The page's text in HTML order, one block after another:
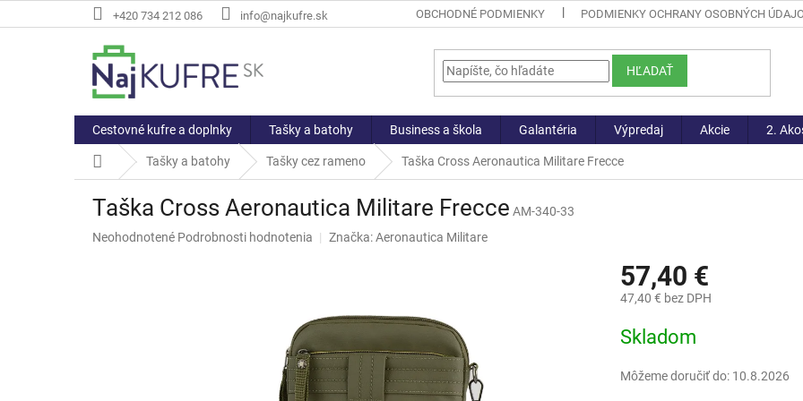
na
+420 734 212 086 info@najkufre.sk OBCHODNÉ PODMIENKY PODMIENKY OCHRANY OSOBNÝCH
HĽADAŤ
Cestovné kufre a doplnky Tašky a batohy Business a škola Galantéria Výpredaj Akcie 2.
DomovTašky a batohy Tašky cez rameno Taška Cross Aeronautica Militare Frecce
Taška Cross Aeronautica Militare Frecce AM-340-33
Priemerné
Neohodnotené Podrobnosti hodnotenia Značka:Aeronautica Militare
57,40 €
47,40 € bez DPH
cena:
Skladom
Môžeme doručiť do: 10.8.2026